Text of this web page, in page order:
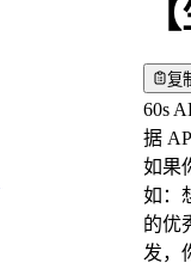
复
60s
据
如果
如：
的优
发，